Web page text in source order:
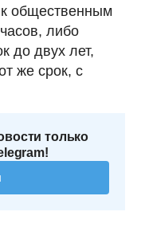
общественным
либо
до двух лет,
же срок, с
только